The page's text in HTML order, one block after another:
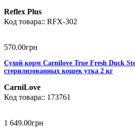
Reflex Plus
RFX-302
570.00грн
Сухой корм Carnilove True Fresh Duck
стерилизованных кошек утка 2 кг
CarniLove
173761
1 649.00грн